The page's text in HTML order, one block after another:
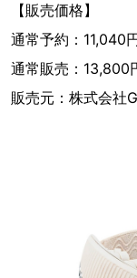
【販売価格】
通常予約：11,040
通常販売：13,800
販売元：株式会社